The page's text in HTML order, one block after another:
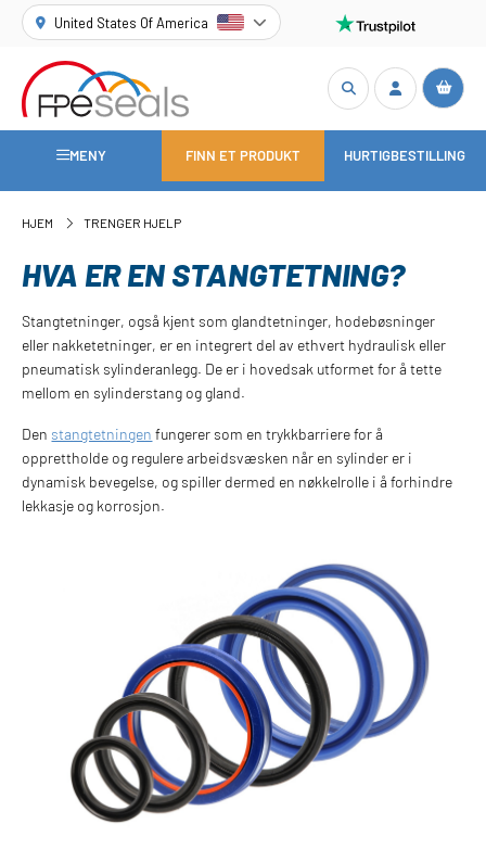
United States Of America
MENY FINN ET PRODUKT HURTIGBESTILLING
HJEM TRENGER HJELP
HVA ER EN STANGTETNING?
Stangtetninger, også kjent som glandtetninger, hodebøsninger
eller nakketetninger, er en integrert del av ethvert hydraulisk eller
pneumatisk sylinderanlegg. De er i hovedsak utformet for å tette
mellom en sylinderstang og gland.
Den stangtetningen fungerer som en trykkbarriere for å
opprettholde og regulere arbeidsvæsken når en sylinder er i
dynamisk bevegelse, og spiller dermed en nøkkelrolle i å forhindre
lekkasje og korrosjon.